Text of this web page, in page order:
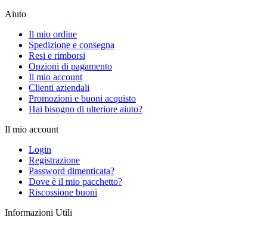
Aiuto
Il mio ordine
Spedizione e consegna
Resi e rimborsi
Opzioni di pagamento
Il mio account
Clienti aziendali
Promozioni e buoni acquisto
Hai bisogno di ulteriore aiuto?
Il mio account
Login
Registrazione
Password dimenticata?
Dove è il mio pacchetto?
Riscossione buoni
Informazioni Utili